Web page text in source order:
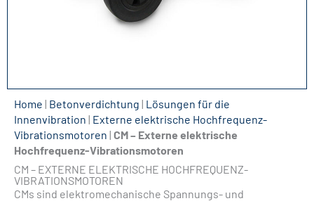
Home | Betonverdichtung | Lösungen für die
Innenvibration | Externe elektrische Hochfrequenz-
Vibrationsmotoren | CM – Externe elektrische
Hochfrequenz-Vibrationsmotoren
CM – EXTERNE ELEKTRISCHE HOCHFREQUENZ-
VIBRATIONSMOTOREN
CMs sind elektromechanische Spannungs- und